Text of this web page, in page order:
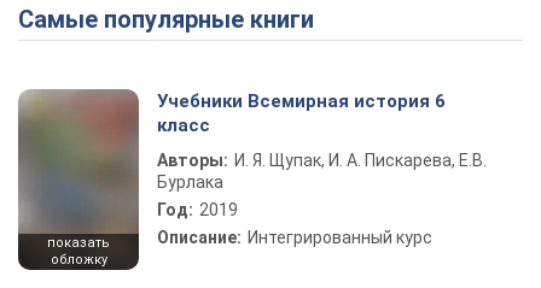
Play Video
Самые популярные книги
показать
обложку
Учебники Всемирная история 6
класс
Авторы: И. Я. Щупак, И. А. Пискарева, Е.В.
Бурлака
Год: 2019
Описание: Интегрированный курс